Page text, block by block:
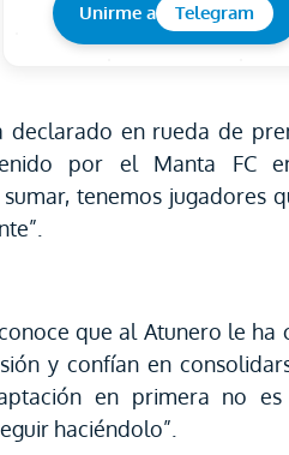
Unirme a Telegram
declarado en rueda de
por el Manta FC
sumar, tenemos jugadores
que al Atunero le ha
y confían en
en primera no
haciéndolo”.